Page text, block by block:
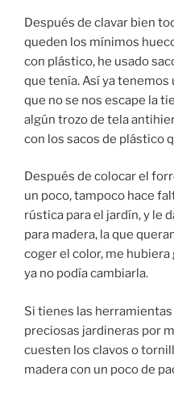
Después de clavar bien
queden los mínimos
con plástico, he usado
que tenía. Así ya
que no se nos escape la
algún trozo de tela
con los sacos de plástico
Después de colocar el
un poco, tampoco hace
rústica para el jardín, y le
para madera, la que
coger el color, me
ya no podía cambiarla.
Si tienes las
preciosas jardineras por
cuesten los clavos o
madera con un poco de